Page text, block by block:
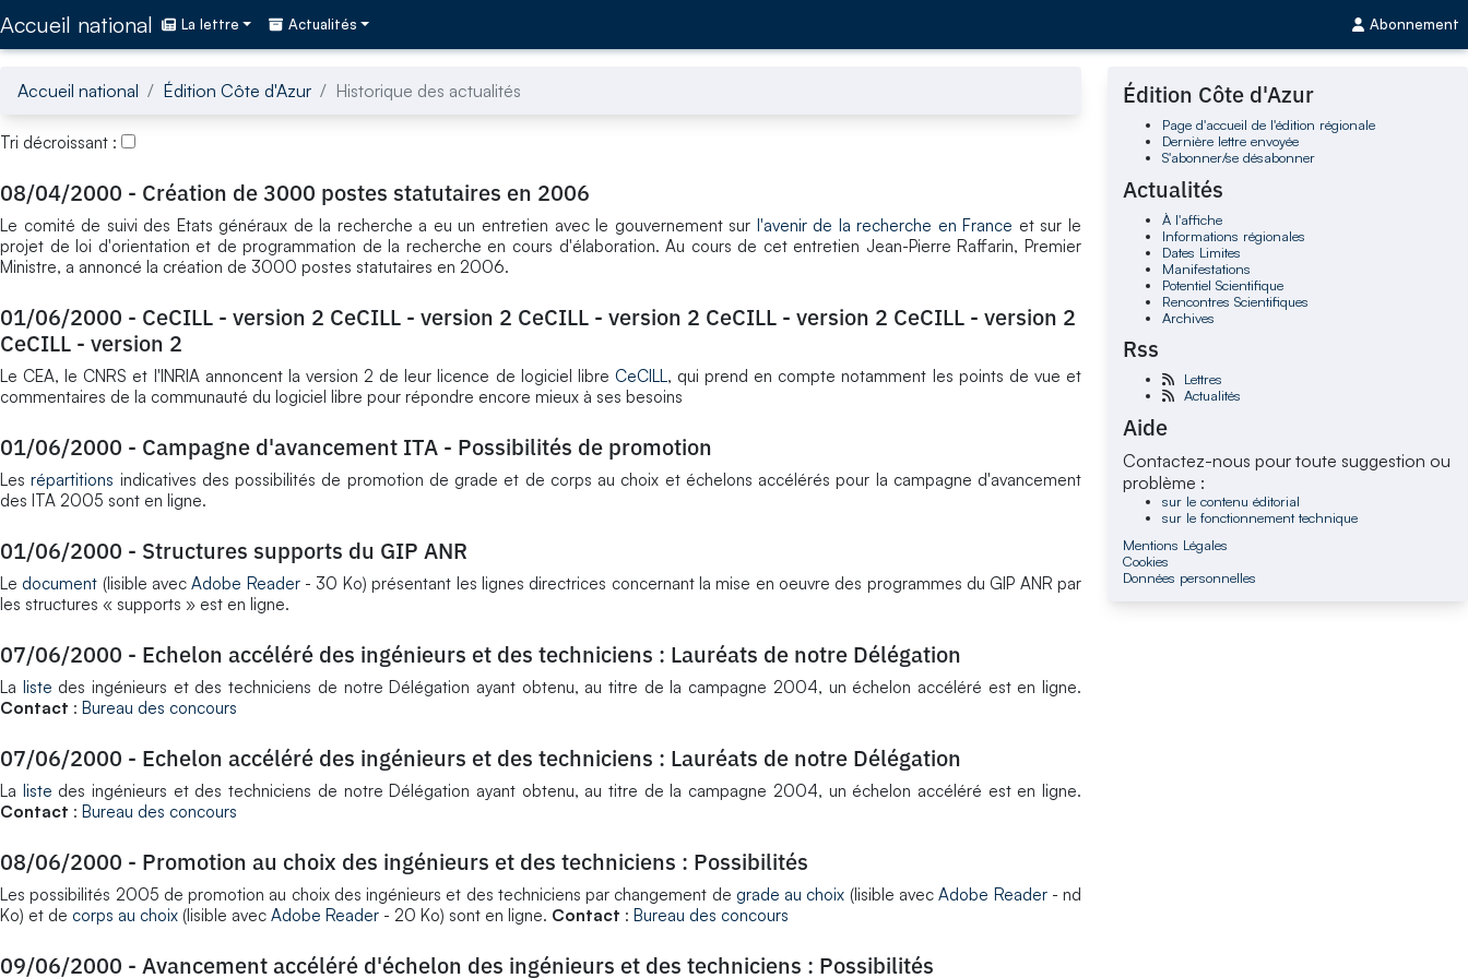
Accueil national La lettre Actualités Abonnement
Accueil national Édition Côte d'Azur Historique des actualités
Tri décroissant :
08/04/2000 - Création de 3000 postes statutaires en 2006
Le comité de suivi des Etats généraux de la recherche a eu un entretien avec le gouvernement sur l'avenir de la recherche en France et sur le
projet de loi d'orientation et de programmation de la recherche en cours d'élaboration. Au cours de cet entretien Jean-Pierre Raffarin, Premier
Ministre, a annoncé la création de 3000 postes statutaires en 2006.
01/06/2000 - CeCILL - version 2 CeCILL - version 2 CeCILL - version 2 CeCILL - version 2 CeCILL - version 2
CeCILL - version 2
Le CEA, le CNRS et l'INRIA annoncent la version 2 de leur licence de logiciel libre CeCILL , qui prend en compte notamment les points de vue et
commentaires de la communauté du logiciel libre pour répondre encore mieux à ses besoins
01/06/2000 - Campagne d'avancement ITA - Possibilités de promotion
Lesrépartitions indicatives des possibilités de promotion de grade et de corps au choix et échelons accélérés pour la campagne d'avancement
des ITA 2005 sont en ligne.
01/06/2000 - Structures supports du GIP ANR
Le document (lisible avecAdobe Reader- 30 Ko) présentant les lignes directrices concernant la mise en oeuvre des programmes du GIP ANR par
les structures « supports » est en ligne.
07/06/2000 - Echelon accéléré des ingénieurs et des techniciens : Lauréats de notre Délégation
La liste des ingénieurs et des techniciens de notre Délégation ayant obtenu, au titre de la campagne 2004, un échelon accéléré est en ligne.
Contact : Bureau des concours
07/06/2000 - Echelon accéléré des ingénieurs et des techniciens : Lauréats de notre Délégation
La liste des ingénieurs et des techniciens de notre Délégation ayant obtenu, au titre de la campagne 2004, un échelon accéléré est en ligne.
Contact : Bureau des concours
08/06/2000 - Promotion au choix des ingénieurs et des techniciens : Possibilités
Les possibilités 2005 de promotion au choix des ingénieurs et des techniciens par changement de grade au choix (lisible avecAdobe Reader- nd
Ko) et de corps au choix (lisible avec Adobe Reader - 20 Ko) sont en ligne. Contact : Bureau des concours
09/06/2000 - Avancement accéléré d'échelon des ingénieurs et des techniciens : Possibilités
Édition Côte d'Azur
Page d'accueil de l'édition régionale
Dernière lettre envoyée
S'abonner/se désabonner
Actualités
À l'affiche
Informations régionales
Dates Limites
Manifestations
Potentiel Scientifique
Rencontres Scientifiques
Archives
Rss
Lettres
Actualités
Aide
Contactez-nous pour toute suggestion ou
problème :
sur le contenu éditorial
sur le fonctionnement technique
Mentions Légales
Cookies
Données personnelles